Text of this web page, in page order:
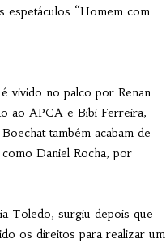
espetáculos “Homem com
vivido no palco por Renan
ao APCA e Bibi Ferreira,
também acabam de
Daniel Rocha, por
Toledo, surgiu depois que
os direitos para realizar um